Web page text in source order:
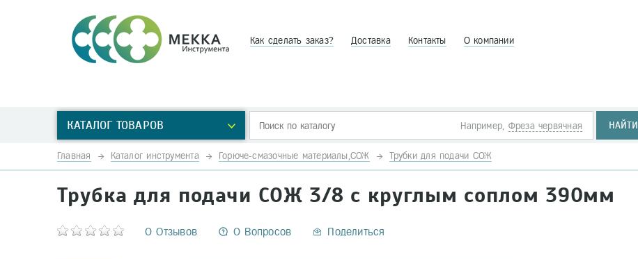
Как сделать заказ? Доставка Контакты О компании
КАТАЛОГ ТОВАРОВ Например, Фреза червячная НАЙТИ
Главная Каталог инструмента Горюче-смазочные материалы,СОЖ Трубки для подачи СОЖ
Трубка для подачи СОЖ 3/8 с круглым соплом 390мм
0 Отзывов 0 Вопросов Поделиться